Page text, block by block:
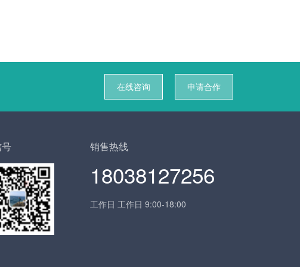
在线咨询 申请合作
销售热线
18038127256
工作日 工作日 9:00-18:00